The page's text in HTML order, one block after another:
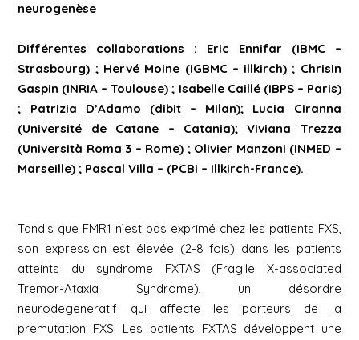
neurogenèse
Différentes collaborations : Eric Ennifar (IBMC –
Strasbourg) ; Hervé Moine (IGBMC – illkirch) ; Chrisin
Gaspin (INRIA – Toulouse) ; Isabelle Caillé (IBPS – Paris)
; Patrizia D’Adamo (dibit – Milan); Lucia Ciranna
(Université de Catane – Catania); Viviana Trezza
(Università Roma 3 – Rome) ; Olivier Manzoni (INMED –
Marseille) ; Pascal Villa – (PCBi – Illkirch-France).
Tandis que FMR1 n’est pas exprimé chez les patients FXS,
son expression est élevée (2-8 fois) dans les patients
atteints du syndrome FXTAS (Fragile X-associated
Tremor-Ataxia Syndrome), un désordre
neurodegeneratif qui affecte les porteurs de la
premutation FXS. Les patients FXTAS développent une